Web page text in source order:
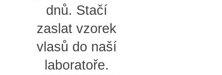
dnů. Stačí
zaslat vzorek
vlasů do naší
laboratoře.